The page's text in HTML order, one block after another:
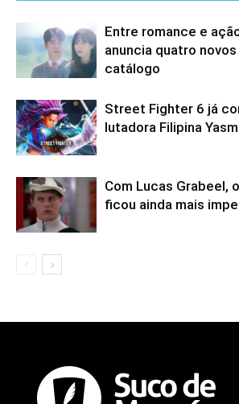
Entre romance e
anuncia quatro novos
catálogo
Street Fighter 6 já
lutadora Filipina
Com Lucas Grabeel,
ficou ainda mais